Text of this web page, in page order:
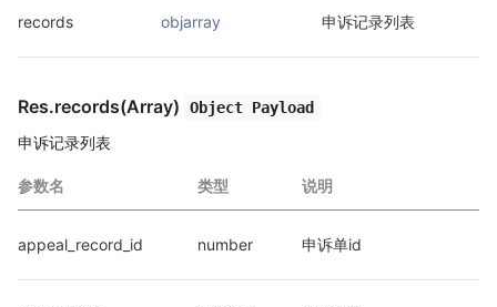
records objarray 申诉记录列表
Res.records(Array) Object Payload
申诉记录列表
参数名 类型 说明
appeal_record_id number 申诉单id